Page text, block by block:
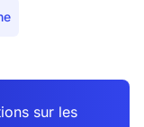
sur les